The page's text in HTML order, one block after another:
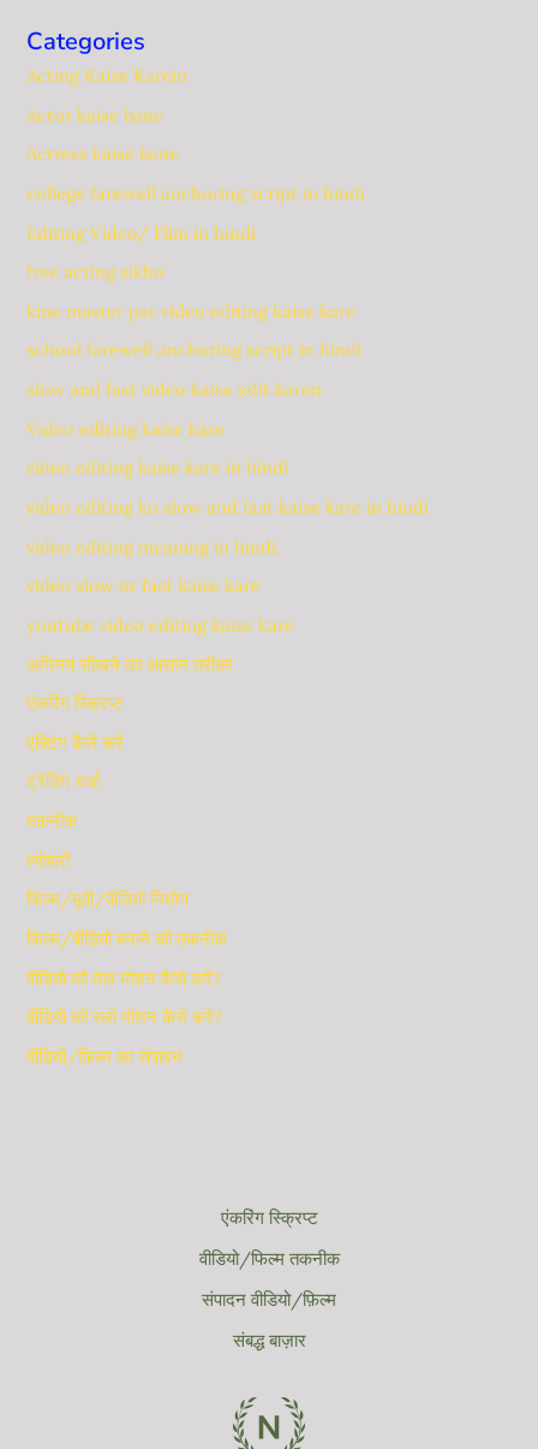
Categories
Acting Kaise Karein
Actor kaise bane
Actress kaise bane
college farewell anchoring script in hindi
Editing Video/ Film in hindi
free acting sikho
kine master par video editing kaise kare
school farewell anchoring script in hindi
slow and fast video kaise edit karen
Video editing kaise kare
video editing kaise kare in hindi
video editing ko slow and fast kaise kare in hindi
video editing meaning in hindi.
video slow or fast kaise kare
youtube video editing kaise kare
अभिनय सीखने का आसान तरीका
एंकरिंग स्क्रिप्ट
एक्टिंग कैसे करें
ट्रेंडिंग चर्चा
तकनीक
त्योहारों
फिल्म/मूवी/वीडियो निर्माण
फिल्म/वीडियो बनाने की तकनीक
वीडियो को तेज़ मोशन कैसे करें?
वीडियो को स्लो मोशन कैसे करें?
वीडियो/फ़िल्म का संपादन
एंकरिंग स्क्रिप्ट
वीडियो/फिल्म तकनीक
संपादन वीडियो/फ़िल्म
संबद्ध बाज़ार